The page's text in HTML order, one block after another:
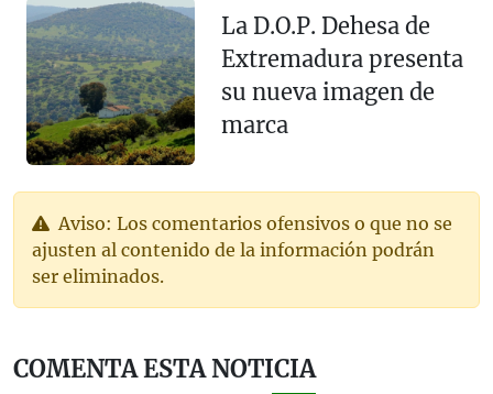
La D.O.P. Dehesa de
Extremadura presenta
su nueva imagen de
marca
Aviso: Los comentarios ofensivos o que no se
ajusten al contenido de la información podrán
ser eliminados.
COMENTA ESTA NOTICIA